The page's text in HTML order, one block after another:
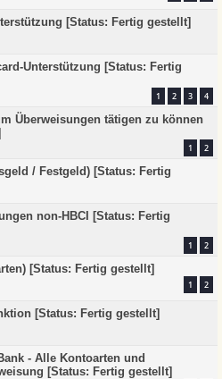
[Status: Fertig gestellt]
Unterstützung [Status: Fertig
1 2 3 4
Überweisungen tätigen zu können
1 2
/ Festgeld) [Status: Fertig
non-HBCI [Status: Fertig
1 2
[Status: Fertig gestellt]
1 2
[Status: Fertig gestellt]
- Alle Kontoarten und
[Status: Fertig gestellt]